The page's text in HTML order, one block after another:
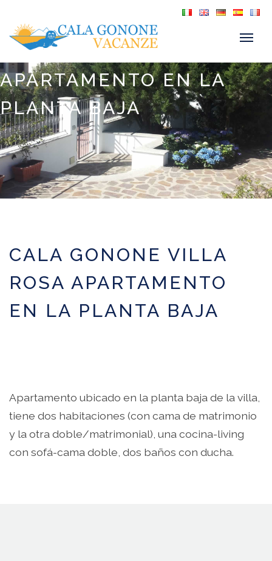
APARTAMENTO EN LA
PLANTA BAJA
CALA GONONE VILLA
ROSA APARTAMENTO
EN LA PLANTA BAJA
Apartamento ubicado en la planta baja de la villa,
tiene dos habitaciones (con cama de matrimonio
y la otra doble/matrimonial), una cocina-living
con sofá-cama doble, dos baños con ducha.